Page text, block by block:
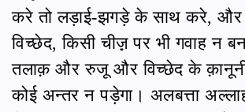
करे तो लड़ाई-झगड़े के साथ करे,
विच्छेद, किसी चीज़़ पर भी गवाह न
तलाक़ और रुजू और विच्छेद के क़ानूनी
कोई अन्तर न पड़ेगा। अलबत्ता